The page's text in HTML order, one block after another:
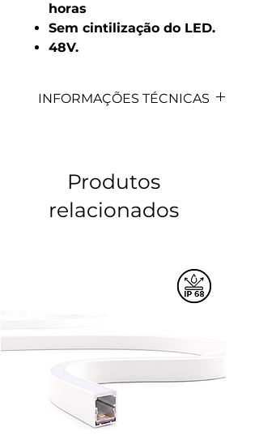
horas
Sem cintilização do LED.
48V.
INFORMAÇÕES TÉCNICAS
011277/011279
10W
ODC150-
Produtos
relacionados